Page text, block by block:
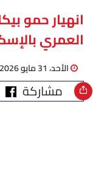
انهيار حمو
العمري
الأحد، 31 مايو 2026 04:35 م
مشاركة